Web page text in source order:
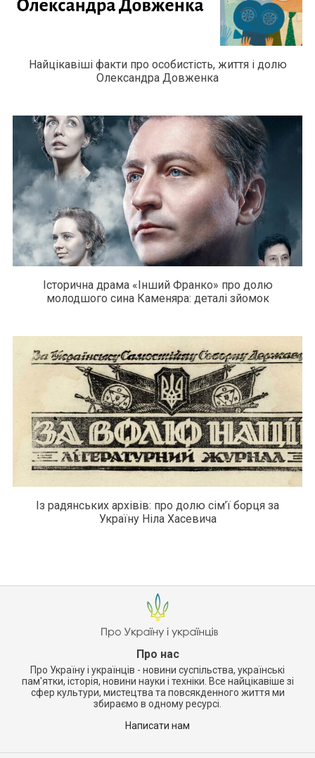
Найцікавіші факти про особистість, життя і долю
Олександра Довженка
Історична драма «Інший Франко» про долю
молодшого сина Каменяра: деталі зйомок
Із радянських архівів: про долю сім’ї борця за
Україну Ніла Хасевича
Про нас
Про Україну і українців - новини суспільства, українські
пам'ятки, історія, новини науки і техніки. Все найцікавіше зі
сфер культури, мистецтва та повсякденного життя ми
збираємо в одному ресурсі.
Написати нам